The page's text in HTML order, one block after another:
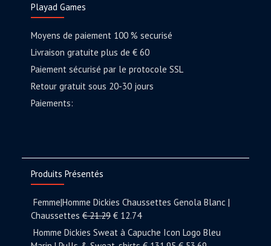
Playad Games
Moyens de paiement 100 % securisé
Livraison gratuite plus de € 60
Paiement sécurisé par le protocole SSL
Retour gratuit sous 20-30 jours
Paiements:
Produits Présentés
Femme|Homme Dickies Chaussettes Genola Blanc |
Chaussettes €21.29 € 12.74
Homme Dickies Sweat à Capuche Icon Logo Bleu